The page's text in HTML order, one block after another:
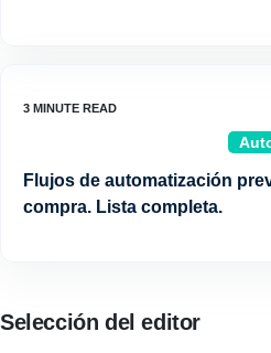
Flujos de automatización
compra. Lista completa.
Selección del editor